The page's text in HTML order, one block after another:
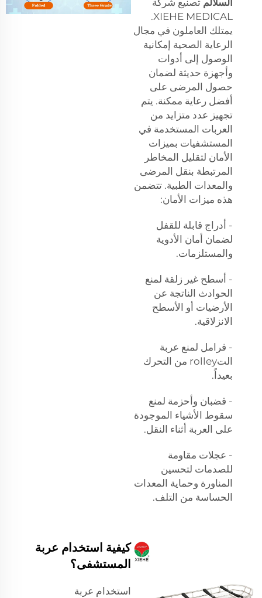
XIEHE MEDICAL.
يمتلك العاملون في مجال
الرعاية الصحية إمكانية
الوصول إلى أدوات
وأجهزة حديثة لضمان
حصول المرضى على
أفضل رعاية ممكنة. يتم
تجهيز عدد متزايد من
العربات المستخدمة في
المستشفيات بميزات
الأمان لتقليل المخاطر
المرتبطة بنقل المرضى
والمعدات الطبية. تتضمن
هذه ميزات الأمان:
- أدراج قابلة للقفل
لضمان أمان الأدوية
والمستلزمات.
- أسطح غير زلقة لمنع
الحوادث الناتجة عن
الأرضيات أو الأسطح
الانزلاقية.
- فرامل لمنع عربة
التrolley من التحرك
بعيداً.
- قضبان وأحزمة لمنع
سقوط الأشياء الموجودة
على العربة أثناء النقل.
- عجلات مقاومة
للصدمات لتحسين
المناورة وحماية المعدات
الحساسة من التلف.
كيفية استخدام عربة
المستشفى؟
استخدام عربة